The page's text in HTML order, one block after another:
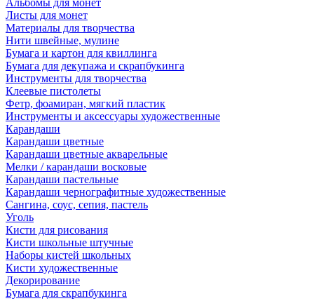
Альбомы для монет
Листы для монет
Материалы для творчества
Нити швейные, мулине
Бумага и картон для квиллинга
Бумага для декупажа и скрапбукинга
Инструменты для творчества
Клеевые пистолеты
Фетр, фоамиран, мягкий пластик
Инструменты и аксессуары художественные
Карандаши
Карандаши цветные
Карандаши цветные акварельные
Мелки / карандаши восковые
Карандаши пастельные
Карандаши чернографитные художественные
Сангина, соус, сепия, пастель
Уголь
Кисти для рисования
Кисти школьные штучные
Наборы кистей школьных
Кисти художественные
Декорирование
Бумага для скрапбукинга